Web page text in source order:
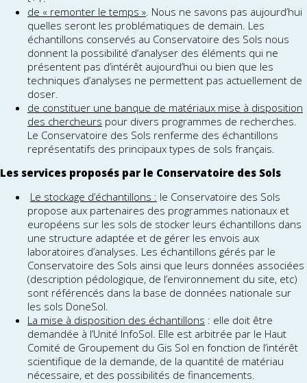
de « remonter le temps ». Nous ne savons pas aujourd’hui
quelles seront les problématiques de demain. Les
échantillons conservés au Conservatoire des Sols nous
donnent la possibilité d’analyser des éléments qui ne
présentent pas d’intérêt aujourd’hui ou bien que les
techniques d’analyses ne permettent pas actuellement de
doser.
de constituer une banque de matériaux mise à disposition
des chercheurs pour divers programmes de recherches.
Le Conservatoire des Sols renferme des échantillons
représentatifs des principaux types de sols français.
Les services proposés par le Conservatoire des Sols
Le stockage d’échantillons : le Conservatoire des Sols
propose aux partenaires des programmes nationaux et
européens sur les sols de stocker leurs échantillons dans
une structure adaptée et de gérer les envois aux
laboratoires d’analyses. Les échantillons gérés par le
Conservatoire des Sols ainsi que leurs données associées
(description pédologique, de l’environnement du site, etc)
sont référencés dans la base de données nationale sur
les sols DoneSol.
La mise à disposition des échantillons : elle doit être
demandée à l’Unité InfoSol. Elle est arbitrée par le Haut
Comité de Groupement du Gis Sol en fonction de l’intérêt
scientifique de la demande, de la quantité de matériau
nécessaire, et des possibilités de financements.